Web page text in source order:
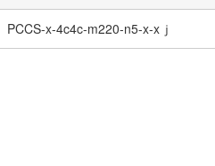
PCCS-x-4c4c-m220-n5-x-xｊ